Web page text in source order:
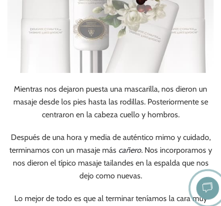
Mientras nos dejaron puesta una mascarilla, nos dieron un
masaje desde los pies hasta las rodillas. Posteriormente se
centraron en la cabeza cuello y hombros.
Después de una hora y media de auténtico mimo y cuidado,
terminamos con un masaje más cañero.Nos incorporamos y
nos dieron el típico masaje tailandes en la espalda que nos
dejo como nuevas.
Lo mejor de todo es que al terminar teníamos la cara muy